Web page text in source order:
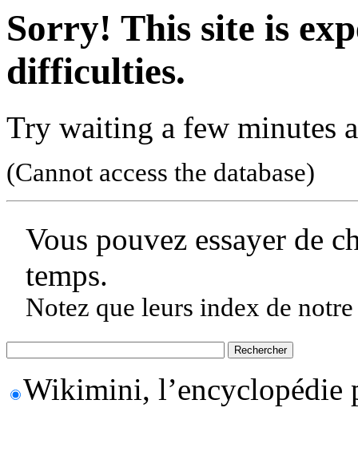
Sorry! This site is
difficulties.
Try waiting a few minutes
(Cannot access the database)
Vous pouvez essayer de
temps.
Notez que leurs index de
Wikimini, l’encyclopédie